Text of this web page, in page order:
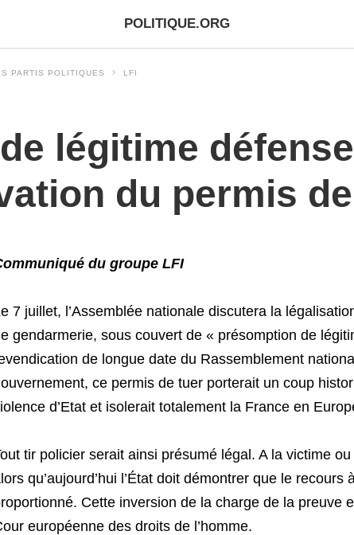
POLITIQUE.ORG
PARTIS POLITIQUES LFI
légitime
du permis
du groupe LFI
7 juillet, l’Assemblée nationale discutera la
gendarmerie, sous couvert de « présomption de
de longue date du Rassemblement
ce permis de tuer porterait un coup
d’Etat et isolerait totalement la France en
tir policier serait ainsi présumé légal. A la victime
qu’aujourd’hui l’État doit démontrer que le
Cette inversion de la charge de la preuve
européenne des droits de l’homme.